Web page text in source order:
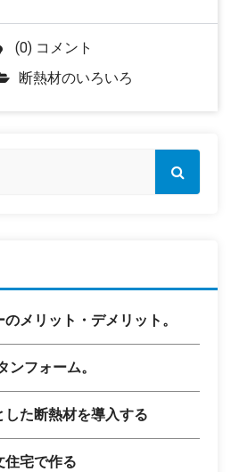
(0) コメント
断熱材のいろいろ
メリット・デメリット。
ンフォーム。
た断熱材を導入する
住宅で作る